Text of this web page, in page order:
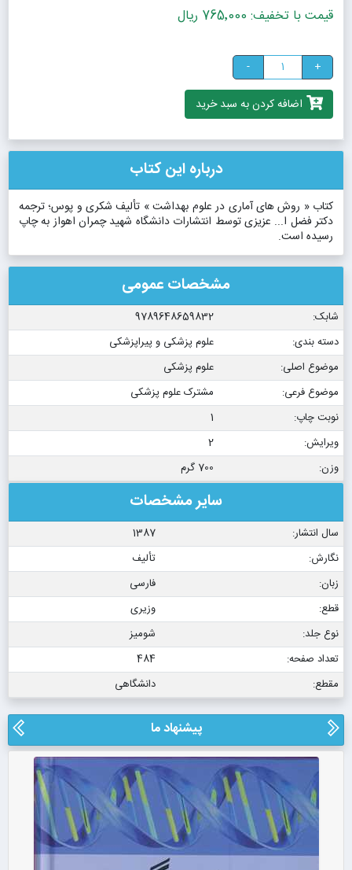
قیمت با تخفیف: 765٬000 ریال
+
-
اضافه کردن به سبد خرید
درباره این کتاب
کتاب « روش های آماری در علوم بهداشت » تألیف شکری و پوس؛ ترجمه
دکتر فضل ا... عزیزی توسط انتشارات دانشگاه شهید چمران اهواز به چاپ
رسیده است.
مشخصات عمومی
شابک:
9789648659832
دسته بندی:
علوم پزشکی و پیراپزشکی
موضوع اصلی:
علوم پزشکی
موضوع فرعی:
مشترک علوم پزشکی
نوبت چاپ:
1
ویرایش:
2
وزن:
700 گرم
سایر مشخصات
سال انتشار:
1387
نگارش:
تألیف
زبان:
فارسی
قطع:
وزیری
نوع جلد:
شومیز
تعداد صفحه:
484
مقطع:
دانشگاهی
پیشنهاد ما